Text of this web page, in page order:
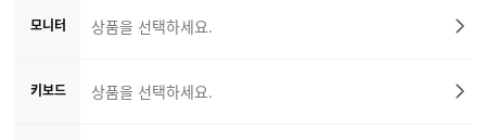
모니터 상품을 선택하세요.
키보드 상품을 선택하세요.